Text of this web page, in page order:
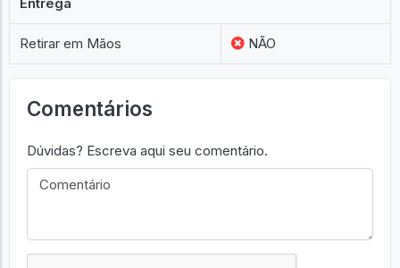
Retirar em Mãos NÃO
Comentários
Dúvidas? Escreva aqui seu comentário.